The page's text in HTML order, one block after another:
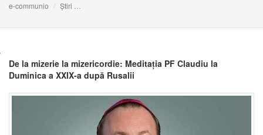
e-communio Știri
De la mizerie la mizericordie: Meditația PF Claudiu la
Duminica a XXIX-a după Rusalii